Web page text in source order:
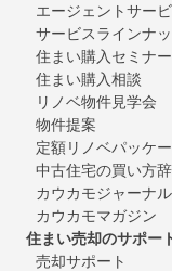
エージェントサー
サービスラインナ
住まい購入セミナー
住まい購入相談
リノベ物件見学会
物件提案
定額リノベパッケ
中古住宅の買い方
カウカモジャーナル
カウカモマガジン
住まい売却のサポー
売却サポート